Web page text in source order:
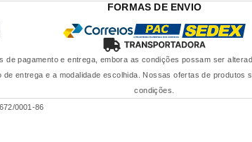
FORMAS DE ENVIO
pagamento e entrega, embora as condições possam ser
entrega e a modalidade escolhida. Nossas ofertas de
condições.
0001-86